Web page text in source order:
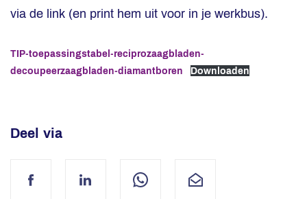
via de link (en print hem uit voor in je werkbus).
TIP-toepassingstabel-reciprozaagbladen-
decoupeerzaagbladen-diamantboren
Downloaden
Deel via
FacebookLinkedIn WhatsAppMail